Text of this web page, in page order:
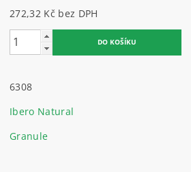
272,32 Kč bez DPH
6308
Ibero Natural
Granule